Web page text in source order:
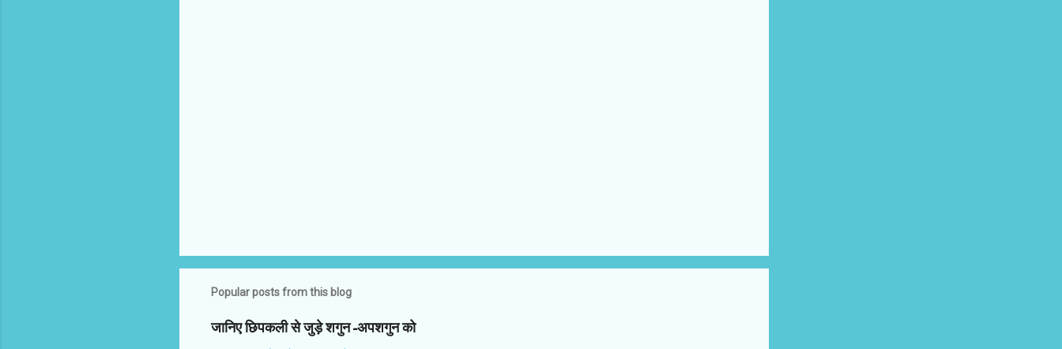
Popular posts from this blog
जानिए छिपकली से जुड़े शगुन-अपशगुन को